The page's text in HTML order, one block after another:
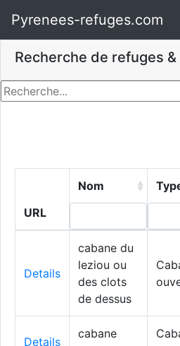
Pyrenees-refuges.com
Recherche de refuges &
URL
Nom
Details
cabane du
leziou ou
des clots
de dessus
Details
cabane